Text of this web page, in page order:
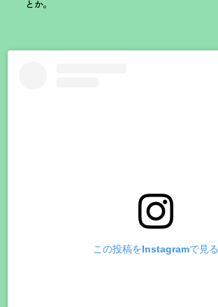
とか。
この投稿をInstagramで見る